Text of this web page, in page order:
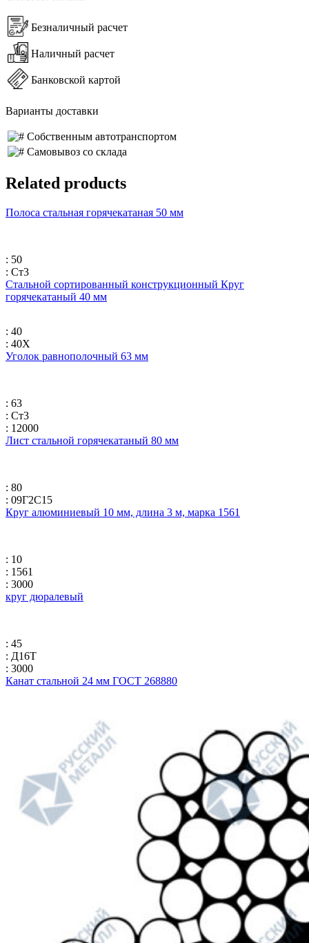
Безналичный расчет
Наличный расчет
Банковской картой
Варианты доставки
Собственным автотранспортом
Самовывоз со склада
Related products
Полоса стальная горячекатаная 50 мм
: 50
: Ст3
Стальной сортированный конструкционный Круг
горячекатаный 40 мм
: 40
: 40Х
Уголок равнополочный 63 мм
: 63
: Ст3
: 12000
Лист стальной горячекатаный 80 мм
: 80
: 09Г2С15
Круг алюминиевый 10 мм, длина 3 м, марка 1561
: 10
: 1561
: 3000
круг дюралевый
: 45
: Д16Т
: 3000
Канат стальной 24 мм ГОСТ 268880